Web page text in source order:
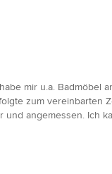
mir u.a. Badmöbel
zum vereinbarten
angemessen. Ich